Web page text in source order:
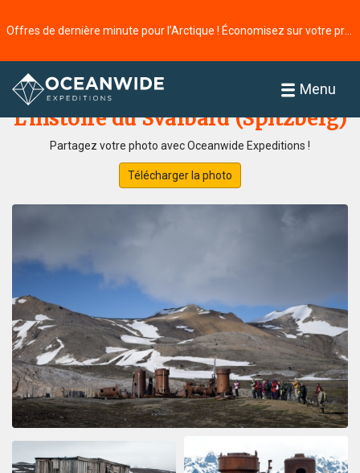
Menu
Accueil
L'histoire du Svalbard (Spitzberg)
Partagez votre photo avec Oceanwide Expeditions !
Télécharger la photo